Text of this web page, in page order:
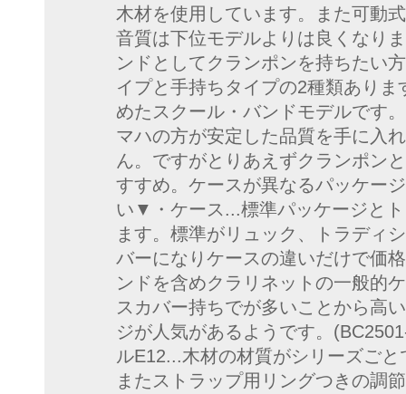
木材を使用しています。また可動
音質は下位モデルよりは良くなり
ンドとしてクランポンを持ちたい
イプと手持ちタイプの2種類あり
めたスクール・バンドモデルです
マハの方が安定した品質を手に入
ん。ですがとりあえずクランポン
すすめ。ケースが異なるパッケー
い▼・ケース...標準パッケージと
ます。標準がリュック、トラディ
バーになりケースの違いだけで価
ンドを含めクラリネットの一般的
スカバー持ちでが多いことから高
ジが人気があるようです。
ルE12...木材の材質がシリーズご
またストラップ用リングつきの調